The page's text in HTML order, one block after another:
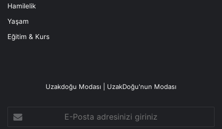
Hamilelik
Yaşam
Eğitim & Kurs
Uzakdoğu Modası | UzakDoğu'nun Modası
Posta